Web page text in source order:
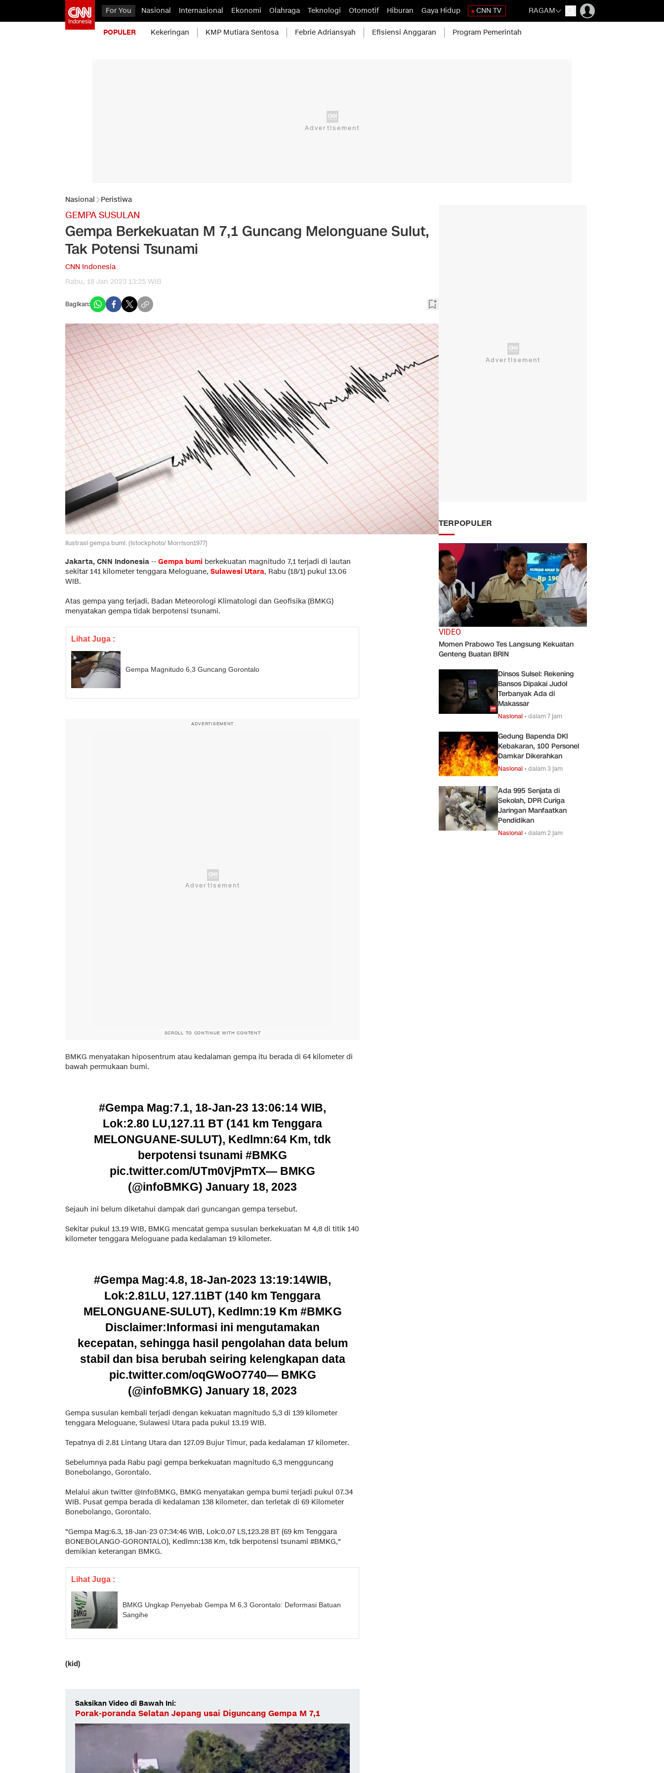
For You Nasional Internasional Ekonomi Olahraga Teknologi Otomotif Hiburan Gaya Hidup CNN TV RAGAM
POPULER Kekeringan KMP Mutiara Sentosa Febrie Adriansyah Efisiensi Anggaran Program Pemerintah
Nasional Peristiwa
GEMPA SUSULAN
Gempa Berkekuatan M 7,1 Guncang Melonguane Sulut,
Tak Potensi Tsunami
CNN Indonesia
Rabu, 18 Jan 2023 13:25 WIB
Bagikan:
Ilustrasi gempa bumi. (Istockphoto/ Morrison1977)
Jakarta, CNN Indonesia -- Gempa bumi berkekuatan magnitudo 7,1 terjadi di lautan
sekitar 141 kilometer tenggara Meloguane, Sulawesi Utara, Rabu (18/1) pukul 13.06
WIB.
Atas gempa yang terjadi, Badan Meteorologi Klimatologi dan Geofisika (BMKG)
menyatakan gempa tidak berpotensi tsunami.
Lihat Juga :
Gempa Magnitudo 6,3 Guncang Gorontalo
ADVERTISEMENT
SCROLL TO CONTINUE WITH CONTENT
BMKG menyatakan hiposentrum atau kedalaman gempa itu berada di 64 kilometer di
bawah permukaan bumi.
#Gempa Mag:7.1, 18-Jan-23 13:06:14 WIB,
Lok:2.80 LU,127.11 BT (141 km Tenggara
MELONGUANE-SULUT), Kedlmn:64 Km, tdk
berpotensi tsunami #BMKG
pic.twitter.com/UTm0VjPmTX— BMKG
(@infoBMKG) January 18, 2023
Sejauh ini belum diketahui dampak dari guncangan gempa tersebut.
Sekitar pukul 13.19 WIB, BMKG mencatat gempa susulan berkekuatan M 4,8 di titik 140
kilometer tenggara Meloguane pada kedalaman 19 kilometer.
#Gempa Mag:4.8, 18-Jan-2023 13:19:14WIB,
Lok:2.81LU, 127.11BT (140 km Tenggara
MELONGUANE-SULUT), Kedlmn:19 Km #BMKG
Disclaimer:Informasi ini mengutamakan
kecepatan, sehingga hasil pengolahan data belum
stabil dan bisa berubah seiring kelengkapan data
pic.twitter.com/oqGWoO7740— BMKG
(@infoBMKG) January 18, 2023
Gempa susulan kembali terjadi dengan kekuatan magnitudo 5,3 di 139 kilometer
tenggara Meloguane, Sulawesi Utara pada pukul 13.19 WIB.
Tepatnya di 2.81 Lintang Utara dan 127.09 Bujur Timur, pada kedalaman 17 kilometer.
Sebelumnya pada Rabu pagi gempa berkekuatan magnitudo 6,3 mengguncang
Bonebolango, Gorontalo.
Melalui akun twitter @InfoBMKG, BMKG menyatakan gempa bumi terjadi pukul 07.34
WIB. Pusat gempa berada di kedalaman 138 kilometer, dan terletak di 69 Kilometer
Bonebolango, Gorontalo.
"Gempa Mag:6.3, 18-Jan-23 07:34:46 WIB, Lok:0.07 LS,123.28 BT (69 km Tenggara
BONEBOLANGO-GORONTALO), Kedlmn:138 Km, tdk berpotensi tsunami #BMKG,"
demikian keterangan BMKG.
Lihat Juga :
BMKG Ungkap Penyebab Gempa M 6,3 Gorontalo: Deformasi Batuan
Sangihe
(kid)
Saksikan Video di Bawah Ini:
Porak-poranda Selatan Jepang usai Diguncang Gempa M 7,1
TERPOPULER
VIDEO
Momen Prabowo Tes Langsung Kekuatan
Genteng Buatan BRIN
Dinsos Sulsel: Rekening
Bansos Dipakai Judol
Terbanyak Ada di
Makassar
Nasional •dalam 7 jam
Gedung Bapenda DKI
Kebakaran, 100 Personel
Damkar Dikerahkan
Nasional •dalam 3 jam
Ada 995 Senjata di
Sekolah, DPR Curiga
Jaringan Manfaatkan
Pendidikan
Nasional •dalam 2 jam